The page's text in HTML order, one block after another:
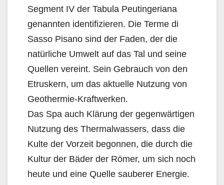
Segment IV der Tabula Peutingeriana
genannten identifizieren. Die Terme di
Sasso Pisano sind der Faden, der die
natürliche Umwelt auf das Tal und seine
Quellen vereint. Sein Gebrauch von den
Etruskern, um das aktuelle Nutzung von
Geothermie-Kraftwerken.
Das Spa auch Klärung der gegenwärtigen
Nutzung des Thermalwassers, dass die
Kulte der Vorzeit begonnen, die durch die
Kultur der Bäder der Römer, um sich noch
heute und eine Quelle sauberer Energie.